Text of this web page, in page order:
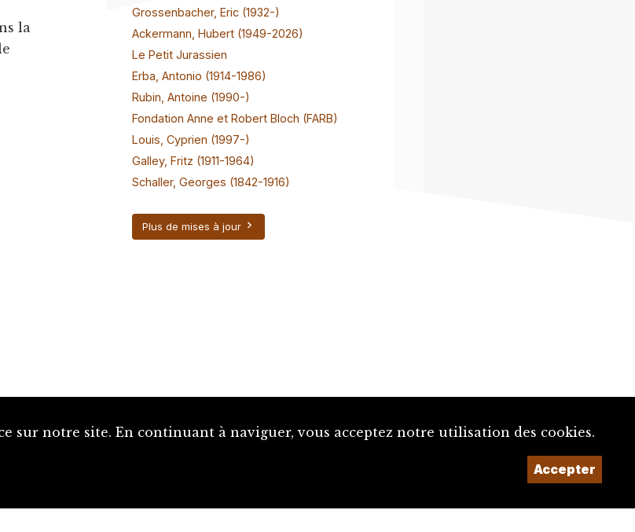
la
Grossenbacher, Eric (1932-)
Ackermann, Hubert (1949-2026)
Le Petit Jurassien
Erba, Antonio (1914-1986)
Rubin, Antoine (1990-)
Fondation Anne et Robert Bloch (FARB)
Louis, Cyprien (1997-)
Galley, Fritz (1911-1964)
Schaller, Georges (1842-1916)
Plus de mises à jour
Un projet de la
sur notre site. En continuant à naviguer, vous acceptez notre utilisation des cookies.
Accepter